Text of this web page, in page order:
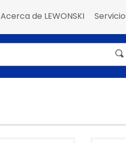
Acerca de LEWONSKI